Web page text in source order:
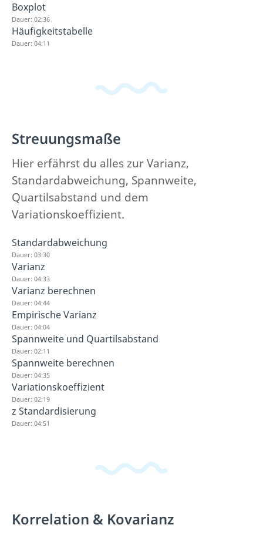
Boxplot
Dauer: 02:36
Häufigkeitstabelle
Dauer: 04:11
Streuungsmaße
Hier erfährst du alles zur Varianz,
Standardabweichung, Spannweite,
Quartilsabstand und dem
Variationskoeffizient.
Standardabweichung
Dauer: 03:30
Varianz
Dauer: 04:33
Varianz berechnen
Dauer: 04:44
Empirische Varianz
Dauer: 04:04
Spannweite und Quartilsabstand
Dauer: 02:11
Spannweite berechnen
Dauer: 04:35
Variationskoeffizient
Dauer: 02:19
z Standardisierung
Dauer: 04:51
Korrelation & Kovarianz